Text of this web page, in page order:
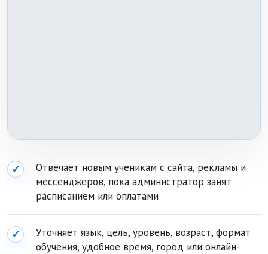
✓
Отвечает новым ученикам с сайта, рекламы и
мессенджеров, пока администратор занят
расписанием или оплатами
✓
Уточняет язык, цель, уровень, возраст, формат
обучения, удобное время, город или онлайн-